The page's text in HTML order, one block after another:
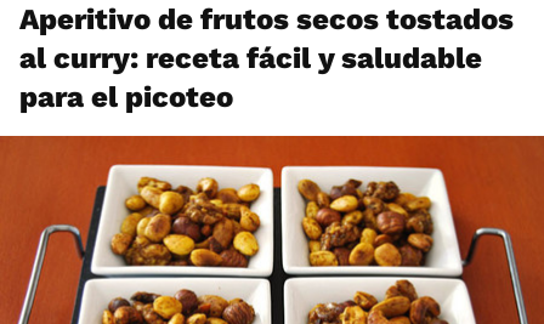
Aperitivo de frutos secos tostados
al curry: receta fácil y saludable
para el picoteo